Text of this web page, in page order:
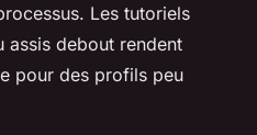
Les tutoriels
assis debout rendent
pour des profils peu